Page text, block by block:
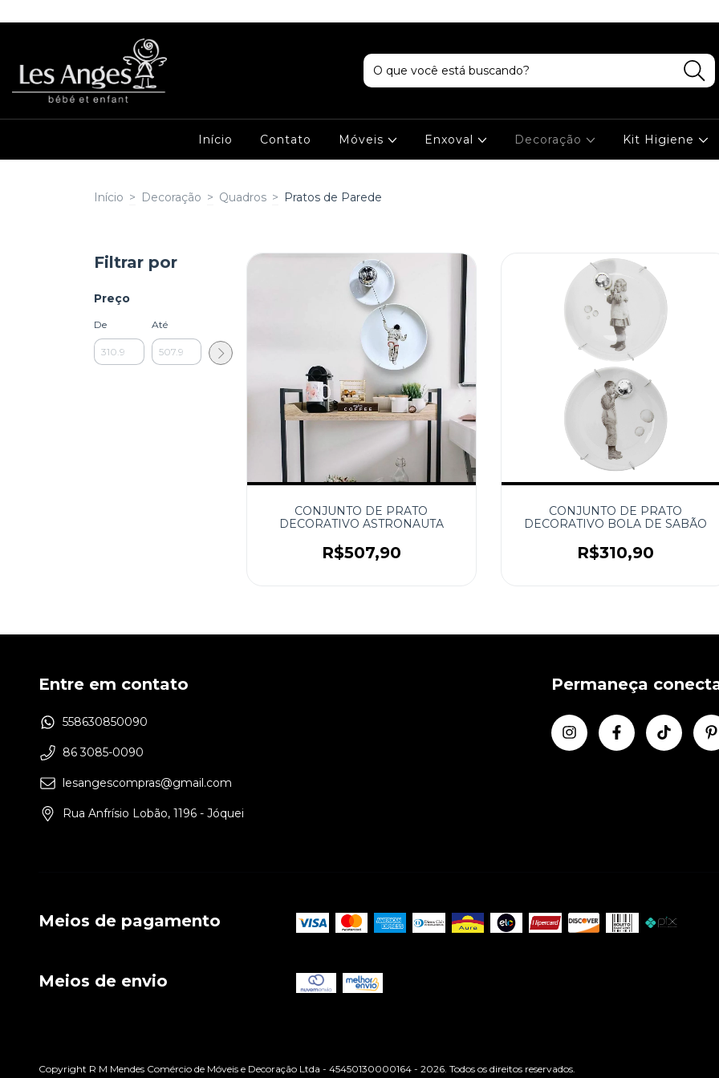
Início Contato Móveis Enxoval Decoração Kit Higiene
Início > Decoração > Quadros > Pratos de Parede
Filtrar por
Preço
De Até
CONJUNTO DE PRATO
DECORATIVO ASTRONAUTA
R$507,90
CONJUNTO DE PRATO
DECORATIVO BOLA DE SABÃO
R$310,90
Entre em contato
558630850090
86 3085-0090
lesangescompras@gmail.com
Rua Anfrísio Lobão, 1196 - Jóquei
Permaneça
Meios de pagamento
Meios de envio
Copyright R M Mendes Comércio de Móveis e Decoração Ltda - 45450130000164 - 2026. Todos os direitos reservados.